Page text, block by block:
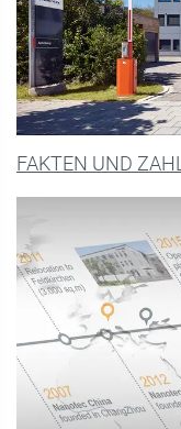
FAKTEN UND